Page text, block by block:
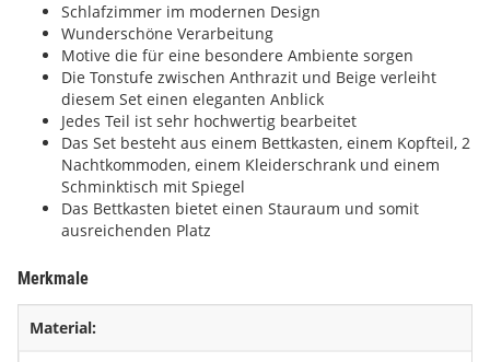
Schlafzimmer im modernen Design
Wunderschöne Verarbeitung
Motive die für eine besondere Ambiente sorgen
Die Tonstufe zwischen Anthrazit und Beige verleiht
diesem Set einen eleganten Anblick
Jedes Teil ist sehr hochwertig bearbeitet
Das Set besteht aus einem Bettkasten, einem Kopfteil, 2
Nachtkommoden, einem Kleiderschrank und einem
Schminktisch mit Spiegel
Das Bettkasten bietet einen Stauraum und somit
ausreichenden Platz
Merkmale
Material: